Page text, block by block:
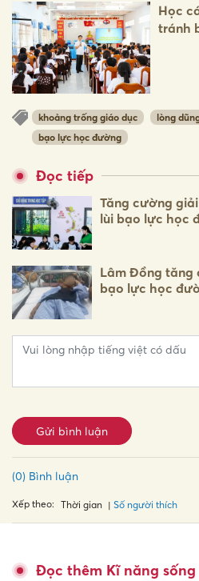
Học
tránh
khoảng trống giáo dục lòng
bạo lực học đường
Đọc tiếp
Tăng cường
lùi bạo lực học
Lâm Đồng tăng
bạo lực học
Gửi bình luận
(0) Bình luận
Xếp theo: Thời gian Số người thích
Đọc thêm Kĩ năng sống